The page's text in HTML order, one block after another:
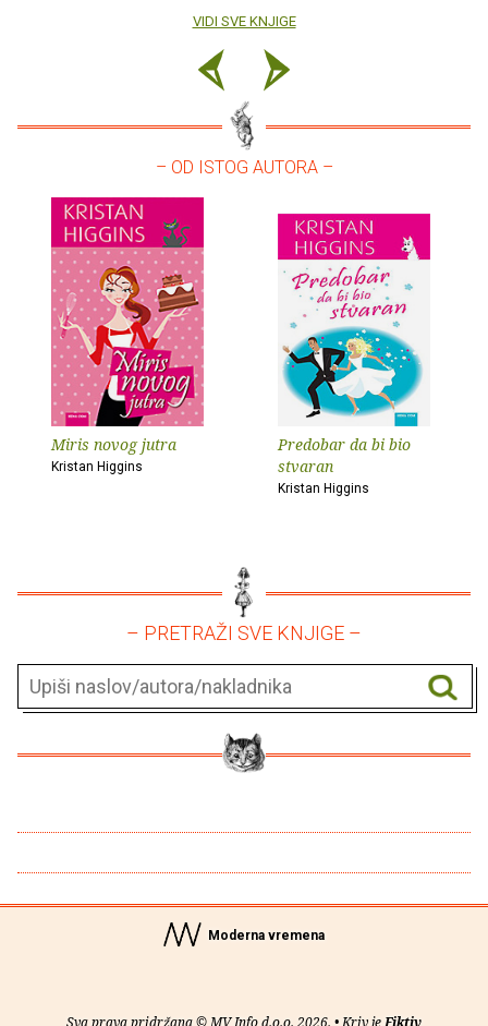
VIDI SVE KNJIGE
– OD ISTOG AUTORA –
Miris novog jutra
Kristan Higgins
Predobar da bi bio
stvaran
Kristan Higgins
– PRETRAŽI SVE KNJIGE –
Moderna vremena
Sva prava pridržana © MV Info d.o.o. 2026. • Kriv je Fiktiv